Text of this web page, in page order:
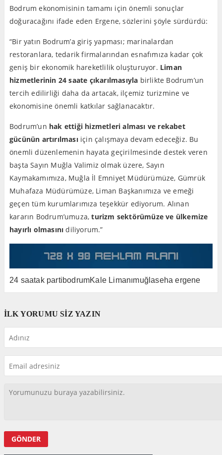
Bodrum ekonomisinin tamamı için önemli sonuçlar
doğuracağını ifade eden Ergene, sözlerini şöyle sürdürdü:
“Bir yatın Bodrum’a giriş yapması; marinalardan
restoranlara, tedarik firmalarından esnafımıza kadar çok
geniş bir ekonomik hareketlilik oluşturuyor. Liman
hizmetlerinin 24 saate çıkarılmasıyla birlikte Bodrum’un
tercih edilirliği daha da artacak, ilçemiz turizmine ve
ekonomisine önemli katkılar sağlanacaktır.
Bodrum’un hak ettiği hizmetleri alması ve rekabet
gücünün artırılmasıiçin çalışmaya devam edeceğiz. Bu
önemli düzenlemenin hayata geçirilmesinde destek veren
başta Sayın Muğla Valimiz olmak üzere, Sayın
Kaymakamımıza, Muğla İl Emniyet Müdürümüze, Gümrük
Muhafaza Müdürümüze, Liman Başkanımıza ve emeği
geçen tüm kurumlarımıza teşekkür ediyorum. Alınan
kararın Bodrum’umuza, turizm sektörümüze ve ülkemize
hayırlı olmasını diliyorum.”
24 saatak partibodrumKale Limanımuğlaseha ergene
İLK YORUMU SİZ YAZIN